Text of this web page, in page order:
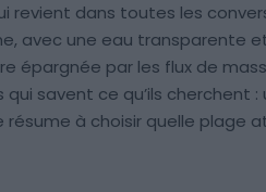
revient dans toutes les
avec une eau transparente
épargnée par les flux de
savent ce qu’ils cherchent :
résume à choisir quelle plage